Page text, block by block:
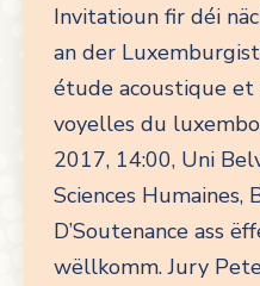
Invitatioun fir déi
an der
étude acoustique et
voyelles du
2017, 14:00, Uni
Sciences Humaines,
D’Soutenance ass
wëllkomm. Jury